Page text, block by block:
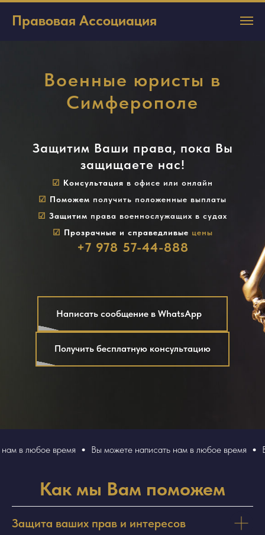
Правовая Ассоциация
Военные юристы в
Симферополе
Защитим Ваши права, пока Вы
защищаете нас!
☑ Консультация в офисе или онлайн
☑ Поможем получить положенные выплаты
☑ Защитим права военнослужащих в судах
☑ Прозрачные и справедливые цены
+7 978 57-44-888
Написать сообщение в WhatsApp ㅤㅤ
Получить бесплатную консультацию
любое время Вы можете написать нам в любое время Вы
Как мы Вам поможем
Защита ваших прав и интересов